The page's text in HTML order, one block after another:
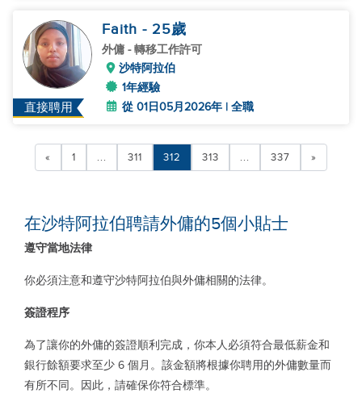
直接聘用
Faith - 25歲
外傭 - 轉移工作許可
沙特阿拉伯
1年經驗
從 01日05月2026年 | 全職
« 1 ... 311 312 313 ... 337 »
在沙特阿拉伯聘請外傭的5個小貼士
遵守當地法律
你必須注意和遵守沙特阿拉伯與外傭相關的法律。
簽證程序
為了讓你的外傭的簽證順利完成，你本人必須符合最低薪金和
銀行餘額要求至少 6 個月。該金額將根據你聘用的外傭數量而
有所不同。因此，請確保你符合標準。